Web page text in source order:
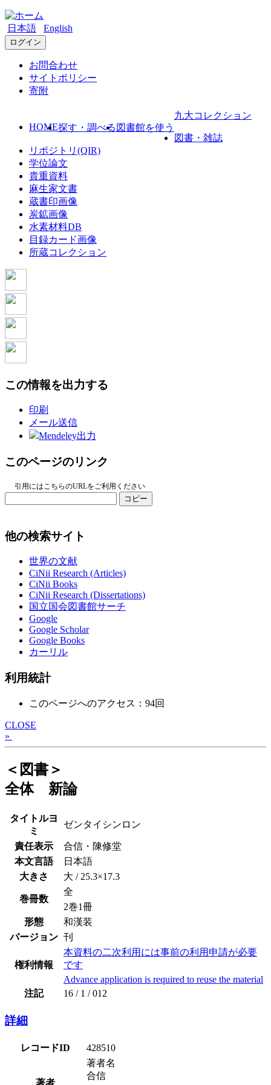
日本語 English
ログイン
お問合わせ
サイトポリシー
寄附
HOME探す・調べる 図書館を使う
九大コレクション
図書・雑誌
リポジトリ(QIR)
学位論文
貴重資料
麻生家文書
蔵書印画像
炭鉱画像
水素材料DB
目録カード画像
所蔵コレクション
この情報を出力する
印刷
メール送信
Mendeley出力
このページのリンク
引用にはこちらのURLをご利用ください
コピー
他の検索サイト
世界の文献
CiNii Research (Articles)
CiNii Books
CiNii Research (Dissertations)
国立国会図書館サーチ
Google
Google Scholar
Google Books
カーリル
利用統計
このページへのアクセス：94回
CLOSE
»
＜図書＞
全体 新論
タイトルヨ
ミ
ゼンタイシンロン
責任表示
合信・陳修堂
本文言語
日本語
大きさ
大 / 25.3×17.3
巻冊数
全
2巻1冊
形態
和漢装
バージョン 刊
権利情報
本資料の二次利用には事前の利用申請が必要
です
Advance application is required to reuse the material
注記
16 / 1 / 012
詳細
レコードID 428510
著者
著者名
合信